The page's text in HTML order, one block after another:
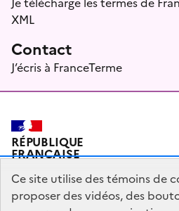
XML
Contact
J’écris à FranceTerme
RÉPUBLIQUE
FRANÇAISE
Ce site utilise des témoins de
proposer des vidéos, des